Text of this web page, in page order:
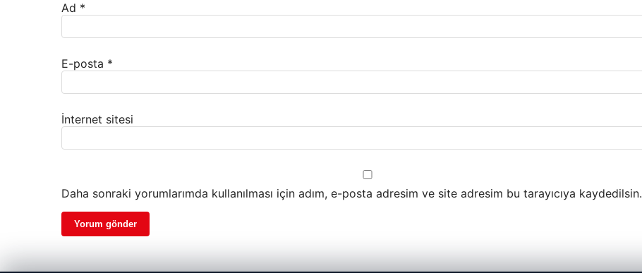
Ad *
E-posta *
İnternet sitesi
Daha sonraki yorumlarımda kullanılması için adım, e-posta adresim ve site adresim bu tarayıcıya kaydedilsin.